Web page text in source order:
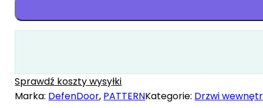
Sprawdź koszty wysyłki
Marka: DefenDoor, PATTERNKategorie: Drzwi